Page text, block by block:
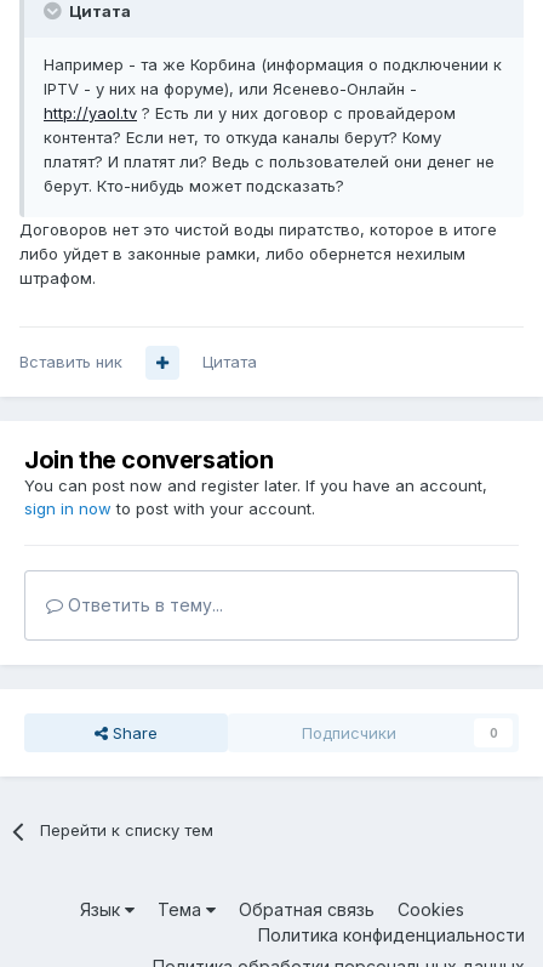
Цитата
Например - та же Корбина (информация о подключении к
IPTV - у них на форуме), или Ясенево-Онлайн -
http://yaol.tv ? Есть ли у них договор с провайдером
контента? Если нет, то откуда каналы берут? Кому
платят? И платят ли? Ведь с пользователей они денег не
берут. Кто-нибудь может подсказать?
Договоров нет это чистой воды пиратство, которое в итоге
либо уйдет в законные рамки, либо обернется нехилым
штрафом.
Вставить ник Цитата
Join the conversation
You can post now and register later. If you have an account,
sign in now to post with your account.
Ответить в тему...
Share Подписчики 0
Перейти к списку тем
Язык Тема Обратная связь
Cookies
Политика конфиденциальности